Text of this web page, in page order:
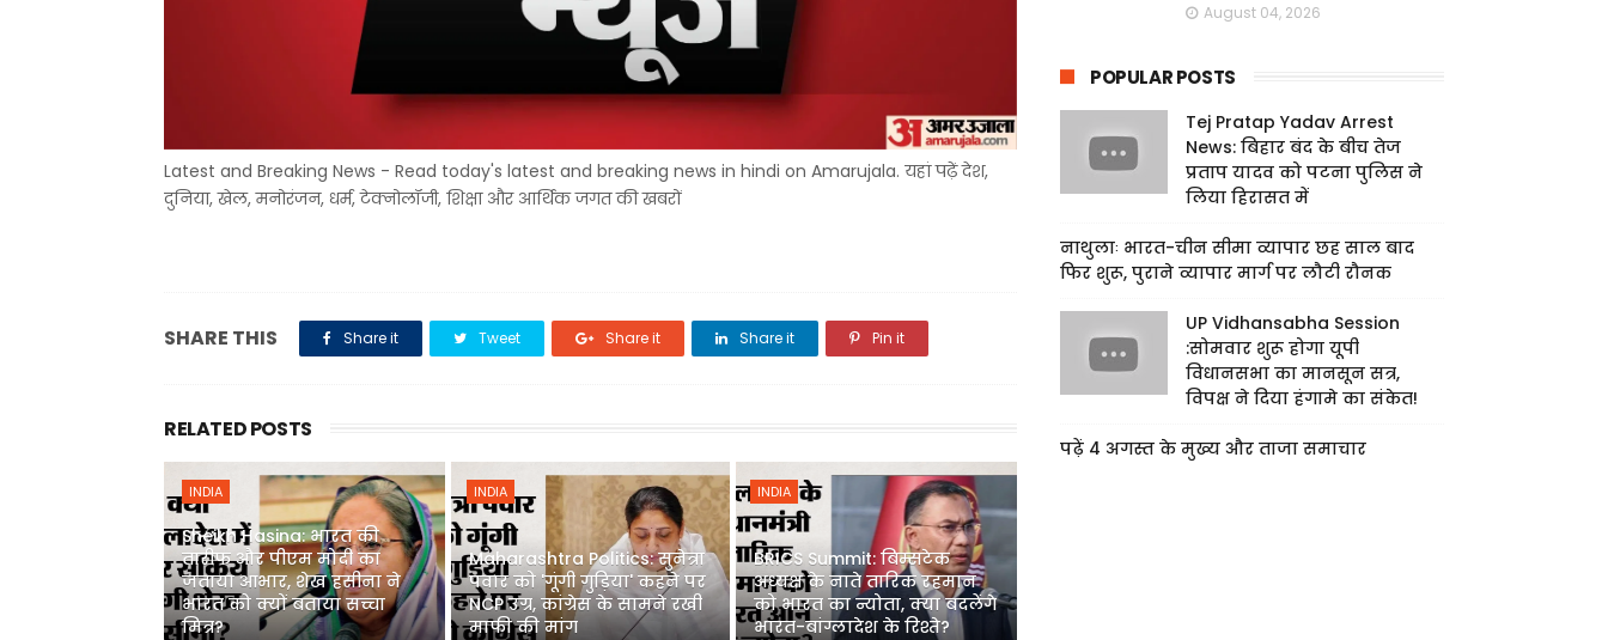
Latest and Breaking News - Read today's latest and breaking news in hindi on Amarujala. यहां पढ़ें देश,
दुनिया, खेल, मनोरंजन, धर्म, टेक्नोलॉजी, शिक्षा और आर्थिक जगत की खबरों
SHARE THIS Share it Tweet Share it Share it Pin it
RELATED POSTS
INDIA
Sheikh Hasina: भारत की
तारीफ और पीएम मोदी का
जताया आभार, शेख हसीना ने
भारत को क्यों बताया सच्चा
मित्र?
INDIA
Maharashtra Politics: सुनेत्रा
पवार को 'गूंगी गुड़िया' कहने पर
NCP उग्र, कांग्रेस के सामने रखी
माफी की मांग
INDIA
BRICS Summit: बिम्सटेक
अध्यक्ष के नाते तारिक रहमान
को भारत का न्योता, क्या बदलेंगे
भारत-बांग्लादेश के रिश्ते?
August 04, 2026
POPULAR POSTS
Tej Pratap Yadav Arrest
News: बिहार बंद के बीच तेज
प्रताप यादव को पटना पुलिस ने
लिया हिरासत में
नाथुलाः भारत-चीन सीमा व्यापार छह साल बाद
फिर शुरू, पुराने व्यापार मार्ग पर लौटी रौनक
UP Vidhansabha Session
:सोमवार शुरू होगा यूपी
विधानसभा का मानसून सत्र,
विपक्ष ने दिया हंगामे का संकेत!
पढ़ें 4 अगस्त के मुख्य और ताजा समाचार